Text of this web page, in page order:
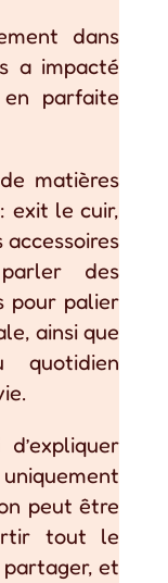
dans
a impacté
parfaite
matières
exit le cuir,
des
pour palier
ainsi que
quotidien
peut être
tout le
et